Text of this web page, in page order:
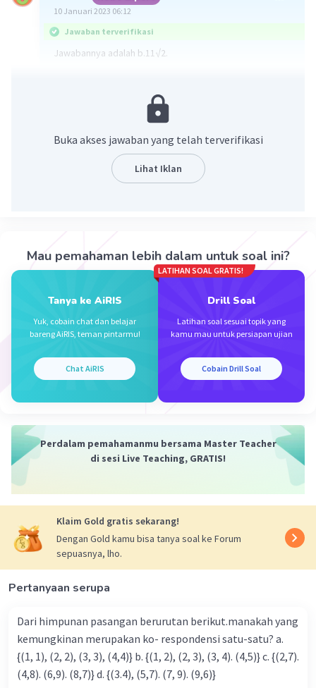
10 Januari 2023 06:12
Jawaban terverifikasi
Jawabannya adalah b.11√2.
Untuk penjumlhan bentuk akar, maka disederhanakan
dengan angka yang memiliki akar.
Maka penyelesaian untuk soal di atas yaitu:
=( √49 x (√2) )+ ( √16 x (√2))
Beri Rating·0.0 (0) Balas
Buka akses jawaban yang telah terverifikasi
Lihat Iklan
Mau pemahaman lebih dalam untuk soal ini?
Tanya ke AiRIS
Yuk, cobain chat dan belajar
bareng AiRIS, teman pintarmu!
Chat AiRIS
LATIHAN SOAL GRATIS!
Drill Soal
Latihan soal sesuai topik yang
kamu mau untuk persiapan ujian
Cobain Drill Soal
Perdalam pemahamanmu bersama Master Teacher
di sesi Live Teaching, GRATIS!
Klaim Gold gratis sekarang!
Dengan Gold kamu bisa tanya soal ke Forum
sepuasnya, lho.
Pertanyaan serupa
Dari himpunan pasangan berurutan berikut.manakah yang
kemungkinan merupakan ko- respondensi satu-satu? a.
{(1, 1), (2, 2), (3, 3), (4,4)} b. {(1, 2), (2, 3), (3, 4). (4,5)} c. {(2,7).
(4,8). (6,9). (8,7)} d. {(3.4), (5,7). (7, 9). (9,6)}